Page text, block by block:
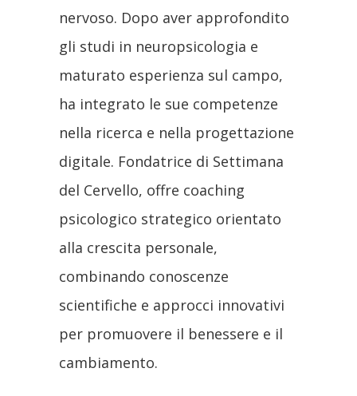
nervoso. Dopo aver approfondito
gli studi in neuropsicologia e
maturato esperienza sul campo,
ha integrato le sue competenze
nella ricerca e nella progettazione
digitale. Fondatrice di Settimana
del Cervello, offre coaching
psicologico strategico orientato
alla crescita personale,
combinando conoscenze
scientifiche e approcci innovativi
per promuovere il benessere e il
cambiamento.